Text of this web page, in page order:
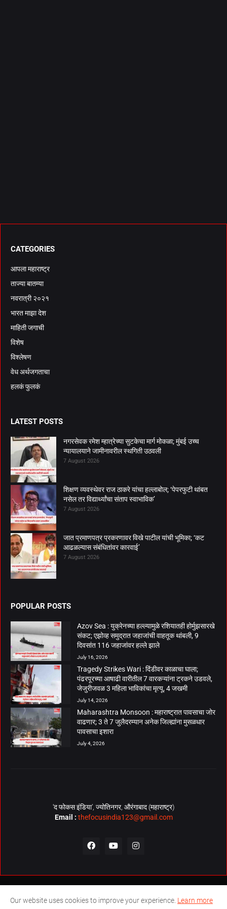
CATEGORIES
आपला महाराष्ट्र
ताज्या बातम्या
नवरात्री २०२१
भारत माझा देश
माहिती जगाची
विशेष
विश्लेषण
वेध अर्थजगताचा
हलकं फुलकं
LATEST POSTS
नगरसेवक रमेश म्हात्रेच्या सुटकेचा मार्ग मोकळा; मुंबई उच्च
न्यायालयाने जामीनावरील स्थगिती उठवली
7 August 2026
शिक्षण व्यवस्थेवर राज ठाकरे यांचा हल्लाबोल; ‘पेपरफुटी थांबत
नसेल तर विद्यार्थ्यांचा संताप स्वाभाविक’
7 August 2026
जात प्रमाणपत्र प्रकरणावर विखे पाटील यांची भूमिका; ‘कट
आढळल्यास संबंधितांवर कारवाई’
7 August 2026
POPULAR POSTS
Azov Sea : युक्रेनच्या हल्ल्यामुळे रशियातही होर्मुझसारखे
संकट; एझोव्ह समुद्रात जहाजांची वाहतूक थांबली, 9
दिवसांत 116 जहाजांवर हल्ले झाले
July 16, 2026
Tragedy Strikes Wari : दिंडीवर काळाचा घाला;
पंढरपूरच्या आषाढी वारीतील 7 वारकऱ्यांना ट्रकने उडवले,
जेजुरीजवळ 3 महिला भाविकांचा मृत्यू, 4 जखमी
July 14, 2026
Maharashtra Monsoon : महाराष्ट्रात पावसाचा जोर
वाढणार; 3 ते 7 जुलैदरम्यान अनेक जिल्ह्यांना मुसळधार
पावसाचा इशारा
July 4, 2026
‘द फोकस इंडिया’, ज्योतिनगर, औरंगाबाद (महाराष्ट्र)
Email : thefocusindia123@gmail.com
About Us Contact Us The Focus India Policy
Our website uses cookies to improve your experience. Learn more